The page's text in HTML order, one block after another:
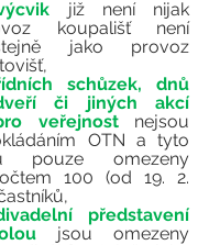
již není nijak
koupališť není
jako provoz
schůzek, dnů
či jiných akcí
veřejnost
nejsou
OTN a tyto
pouze omezeny
100 (od 19. 2.
představení
jsou omezeny